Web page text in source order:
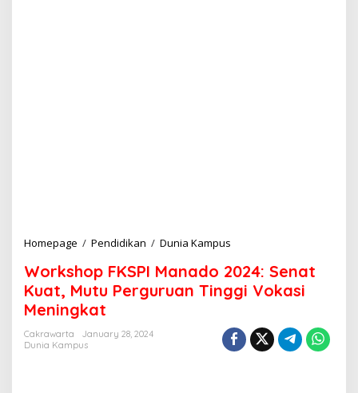
Homepage / Pendidikan / Dunia Kampus
r
k
s
o
p
Workshop FKSPI Manado 2024: Senat
Kuat, Mutu Perguruan Tinggi Vokasi
Meningkat
Cakrawarta
January 28, 2024
Dunia Kampus